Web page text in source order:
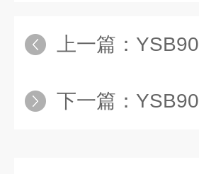
上一篇：
下一篇：